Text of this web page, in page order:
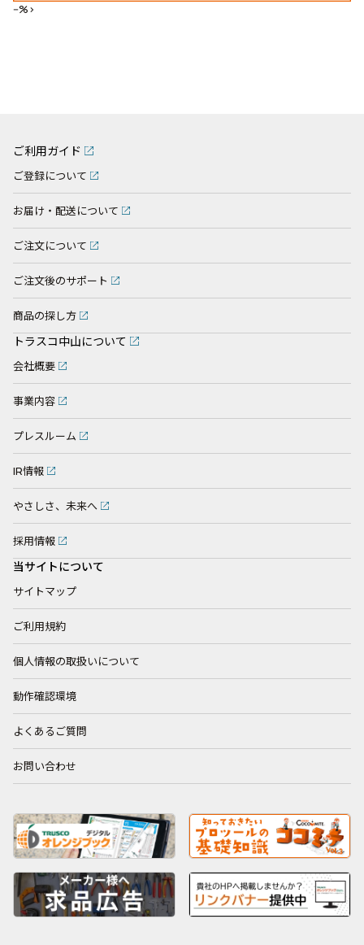
--%>
ご利用ガイド
ご登録について
お届け・配送について
ご注文について
ご注文後のサポート
商品の探し方
トラスコ中山について
会社概要
事業内容
プレスルーム
IR情報
やさしさ、未来へ
採用情報
当サイトについて
サイトマップ
ご利用規約
個人情報の取扱いについて
動作確認環境
よくあるご質問
お問い合わせ